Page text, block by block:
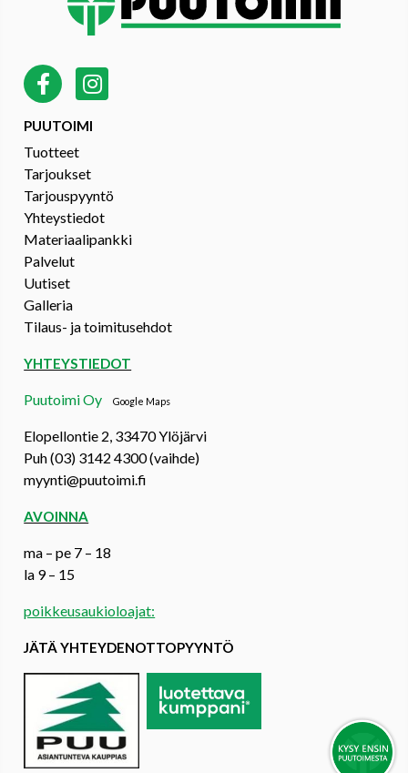
PUUTOIMI
Tuotteet
Tarjoukset
Tarjouspyyntö
Yhteystiedot
Materiaalipankki
Palvelut
Uutiset
Galleria
Tilaus- ja toimitusehdot
YHTEYSTIEDOT
Puutoimi OyGoogle Maps
Elopellontie 2, 33470 Ylöjärvi
Puh (03) 3142 4300 (vaihde)
myynti@puutoimi.fi
AVOINNA
ma – pe 7 – 18
la 9 – 15
poikkeusaukioloajat:
JÄTÄ YHTEYDENOTTOPYYNTÖ